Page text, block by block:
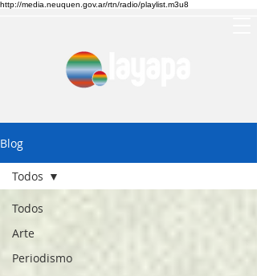
http://media.neuquen.gov.ar/rtn/radio/playlist.m3u8
Blog
Todos
Arte
Periodismo
Todos